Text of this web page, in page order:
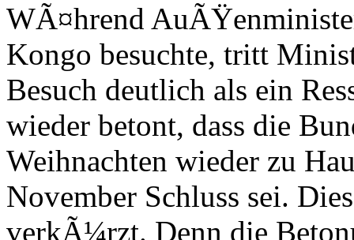
WÃ¤hrend
Kongo besuchte, tritt
Besuch deutlich als ein
wieder betont, dass die
Weihnachten wieder zu
November Schluss sei.
verkÃ¼rzt. Denn die